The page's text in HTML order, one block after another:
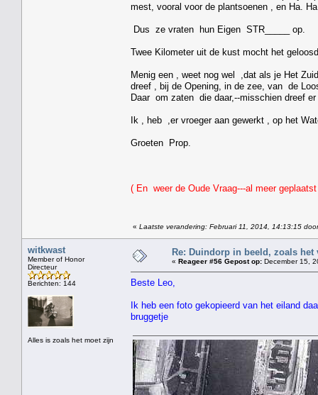
mest, vooral voor de plantsoenen , en Ha.
Dus ze vraten hun Eigen STR_____ op.
Twee Kilometer uit de kust mocht het
Menig een , weet nog wel ,dat als je Het
dreef , bij de Opening, in de zee, van de
Daar om zaten die daar,--misschien dreef
Ik , heb ,er vroeger aan gewerkt , op het
Groeten Prop.
( En weer de Oude Vraag---al meer
« Laatste verandering: Februari 11, 2014, 14:13:15
witkwast
Member of Honor
Directeur
Berichten: 144
Alles is zoals het moet zijn
Re: Duindorp in beeld, zoals het
« Reageer #56 Gepost op: December 15,
Beste Leo,
Ik heb een foto gekopieerd van het eiland
bruggetje